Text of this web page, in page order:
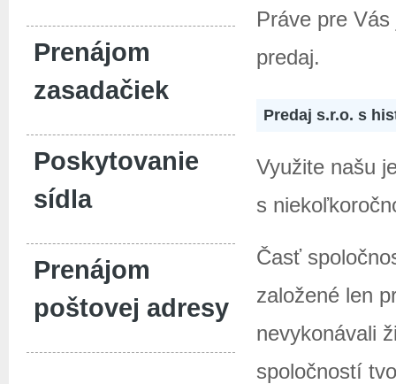
Prenájom
zasadačiek
Poskytovanie
sídla
Prenájom
poštovej adresy
Práve pre
predaj.
Predaj s.r.o. s
Využite našu
s
Časť
založené len
nevykonávali
spoločností